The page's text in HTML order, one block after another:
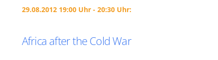
29.08.2012 19:00 Uhr - 20:30 Uhr:
Africa after the Cold War